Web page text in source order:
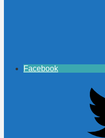
Facebook